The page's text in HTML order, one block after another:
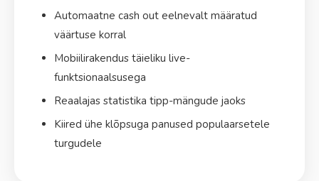
Automaatne cash out eelnevalt määratud
väärtuse korral
Mobiilirakendus täieliku live-
funktsionaalsusega
Reaalajas statistika tipp-mängude jaoks
Kiired ühe klõpsuga panused populaarsetele
turgudele